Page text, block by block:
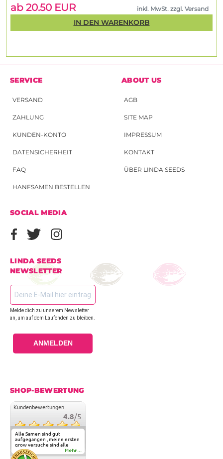
ab 20.50 EUR
inkl. MwSt. zzgl. Versand
IN DEN WARENKORB
SERVICE
VERSAND
ZAHLUNG
KUNDEN-KONTO
DATENSICHERHEIT
FAQ
HANFSAMEN BESTELLEN
ABOUT US
AGB
SITE MAP
IMPRESSUM
KONTAKT
ÜBER LINDA SEEDS
SOCIAL MEDIA
LINDA SEEDS
NEWSLETTER
Melde dich zu unserem Newsletter
an, um auf dem Laufenden zu bleiben.
ANMELDEN
SHOP-BEWERTUNG
Kundenbewertungen
4.8/5
Alle Samen sind gut
aufgegangen , meine ersten
grow versuche sind alle
geglückt. Die Sorten und
Anbieter Vielfalt
Mehr...